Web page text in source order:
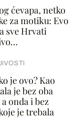
ćevapa, netko
za motiku: Evo
sve Hrvati
je ovo? Kao
je bez oba
onda i bez
je trebala